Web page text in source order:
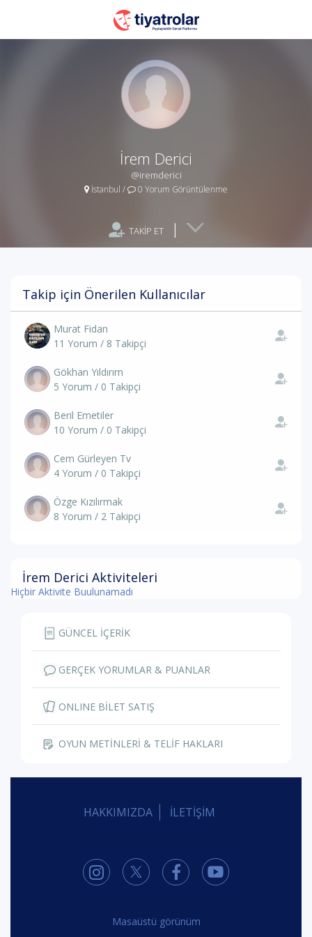
İrem Derici
@iremderici
İstanbul / 0 Yorum Görüntülenme
TAKİP ET |
Takip için Önerilen Kullanıcılar
Murat Fidan
11 Yorum / 8 Takipçi
Gökhan Yıldırım
5 Yorum / 0 Takipçi
Beril Emetiler
10 Yorum / 0 Takipçi
Cem Gürleyen Tv
4 Yorum / 0 Takipçi
Özge Kızılırmak
8 Yorum / 2 Takipçi
İrem Derici Aktiviteleri
Hiçbir Aktivite Buulunamadı
GÜNCEL İÇERİK
GERÇEK YORUMLAR & PUANLAR
ONLINE BİLET SATIŞ
OYUN METİNLERİ & TELİF HAKLARI
HAKKIMIZDA İLETİŞİM
Masaüstü görünüm